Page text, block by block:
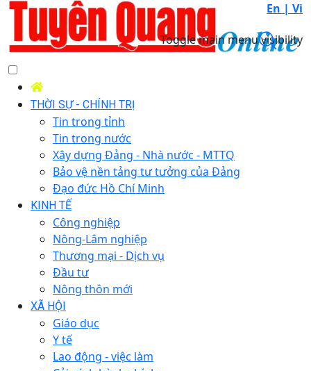
En | Vi
Toggle main menu visibility
THỜI SỰ - CHÍNH TRỊ
Tin trong tỉnh
Tin trong nước
Xây dựng Đảng - Nhà nước - MTTQ
Bảo vệ nền tảng tư tưởng của Đảng
Đạo đức Hồ Chí Minh
KINH TẾ
Công nghiệp
Nông-Lâm nghiệp
Thương mại - Dịch vụ
Đầu tư
Nông thôn mới
XÃ HỘI
Giáo dục
Y tế
Lao động - việc làm